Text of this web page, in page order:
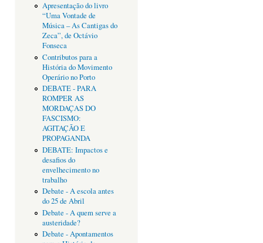
Apresentação do livro
“Uma Vontade de
Música – As Cantigas do
Zeca”, de Octávio
Fonseca
Contributos para a
História do Movimento
Operário no Porto
DEBATE - PARA
ROMPER AS
MORDAÇAS DO
FASCISMO:
AGITAÇÃO E
PROPAGANDA
DEBATE: Impactos e
desafios do
envelhecimento no
trabalho
Debate - A escola antes
do 25 de Abril
Debate - A quem serve a
austeridade?
Debate - Apontamentos